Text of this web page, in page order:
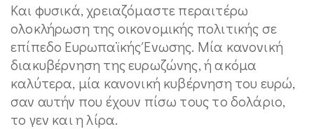
Και φυσικά, χρειαζόμαστε περαιτέρω
ολοκλήρωση της οικονομικής πολιτικής σε
επίπεδο Ευρωπαϊκής Ένωσης. Μία κανονική
διακυβέρνηση της ευρωζώνης, ή ακόμα
καλύτερα, μία κανονική κυβέρνηση του ευρώ,
σαν αυτήν που έχουν πίσω τους το δολάριο,
το γεν και η λίρα.